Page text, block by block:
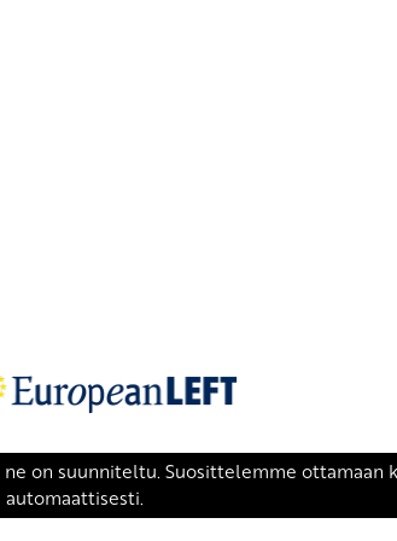
Euroopan Vasemmistopuolueen jäsen.
left.org
left.org/manifesto/